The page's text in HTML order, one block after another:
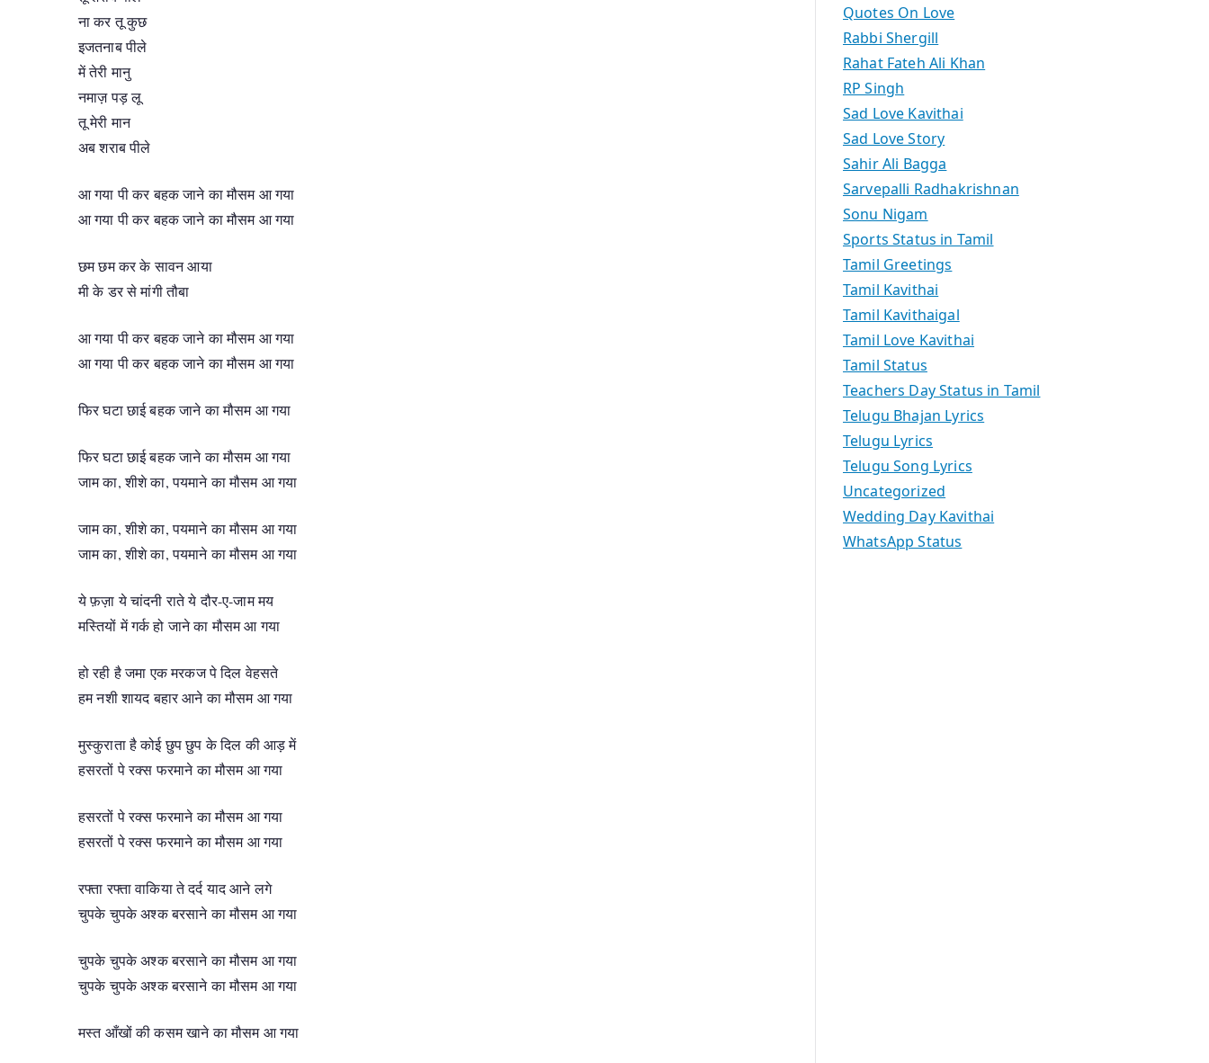
ना कर तू कुछ
इजतनाब पीले
में तेरी मानु
नमाज़ पड़ लू
तू मेरी मान
अब शराब पीले
आ गया पी कर बहक जाने का मौसम आ गया
आ गया पी कर बहक जाने का मौसम आ गया
छम छम कर के सावन आया
मी के डर से मांगी तौबा
आ गया पी कर बहक जाने का मौसम आ गया
आ गया पी कर बहक जाने का मौसम आ गया
फिर घटा छाई बहक जाने का मौसम आ गया
फिर घटा छाई बहक जाने का मौसम आ गया
जाम का, शीशे का, पयमाने का मौसम आ गया
जाम का, शीशे का, पयमाने का मौसम आ गया
जाम का, शीशे का, पयमाने का मौसम आ गया
ये फ़ज़ा ये चांदनी राते ये दौर-ए-जाम मय
मस्तियों में गर्क हो जाने का मौसम आ गया
हो रही है जमा एक मरकज पे दिल वेहसते
हम नशी शायद बहार आने का मौसम आ गया
मुस्कुराता है कोई छुप छुप के दिल की आड़ में
हसरतों पे रक्स फरमाने का मौसम आ गया
हसरतों पे रक्स फरमाने का मौसम आ गया
हसरतों पे रक्स फरमाने का मौसम आ गया
रफ्ता रफ्ता वाकिया ते दर्द याद आने लगे
चुपके चुपके अश्क बरसाने का मौसम आ गया
चुपके चुपके अश्क बरसाने का मौसम आ गया
चुपके चुपके अश्क बरसाने का मौसम आ गया
मस्त आँखों की कसम खाने का मौसम आ गया
Quotes On Love
Rabbi Shergill
Rahat Fateh Ali Khan
RP Singh
Sad Love Kavithai
Sad Love Story
Sahir Ali Bagga
Sarvepalli Radhakrishnan
Sonu Nigam
Sports Status in Tamil
Tamil Greetings
Tamil Kavithai
Tamil Kavithaigal
Tamil Love Kavithai
Tamil Status
Teachers Day Status in Tamil
Telugu Bhajan Lyrics
Telugu Lyrics
Telugu Song Lyrics
Uncategorized
Wedding Day Kavithai
WhatsApp Status